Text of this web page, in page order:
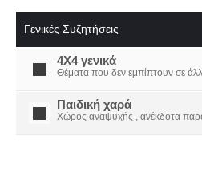
Γενικές Συζητήσεις
4X4 γενικά
Θέματα που δεν εμπίπτουν σε
Παιδική χαρά
Χώρος αναψυχής , ανέκδοτα